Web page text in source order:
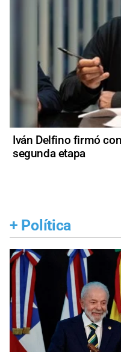
Iván Delfino firmó
segunda etapa
+ Política